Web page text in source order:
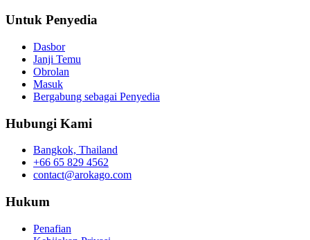
Untuk Penyedia
Dasbor
Janji Temu
Obrolan
Masuk
Bergabung sebagai Penyedia
Hubungi Kami
Bangkok, Thailand
+66 65 829 4562
contact@arokago.com
Hukum
Penafian